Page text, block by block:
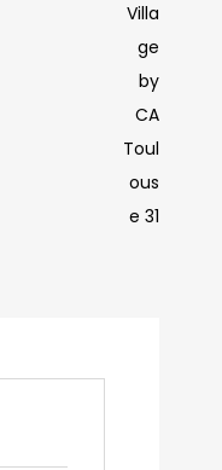
Villa
ge
by
CA
Toul
ous
e 31